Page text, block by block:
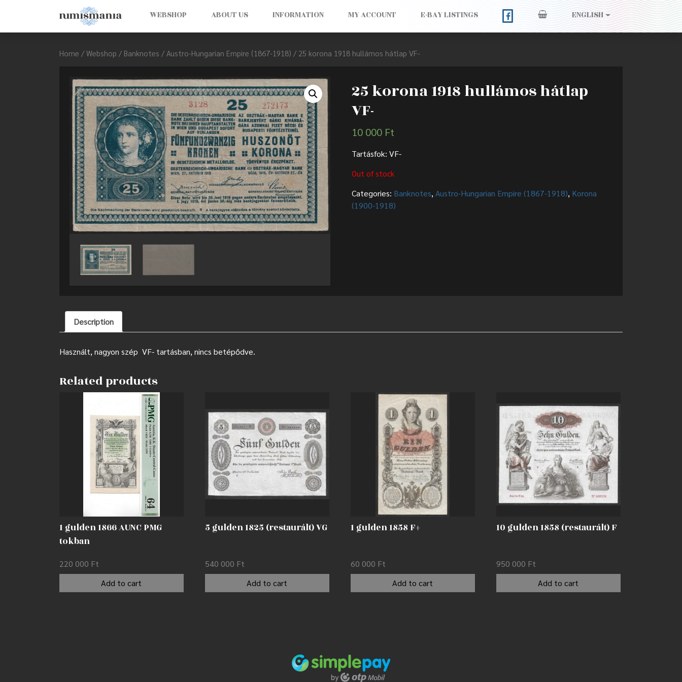
WEBSHOP ABOUT US INFORMATION MY ACCOUNT E-BAY LISTINGS ENGLISH
Home / Webshop / Banknotes / Austro-Hungarian Empire (1867-1918) / 25 korona 1918 hullámos hátlap VF-
25 korona 1918 hullámos hátlap
VF-
10 000 Ft
Tartásfok: VF-
Out of stock
Categories: Banknotes,Austro-Hungarian Empire (1867-1918), Korona
(1900-1918)
Description
Használt, nagyon szép VF- tartásban, nincs betépődve.
Related products
1 gulden 1866 AUNC PMG
tokban
220 000 Ft
Add to cart
5 gulden 1825 (restaurált) VG
540 000 Ft
Add to cart
1 gulden 1858 F+
60 000 Ft
Add to cart
10 gulden 1858 (restaurált) F
950 000 Ft
Add to cart